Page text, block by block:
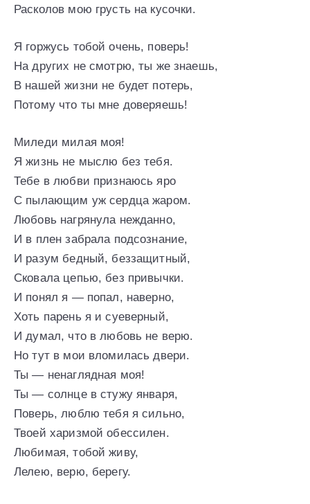
Расколов мою грусть на кусочки.
Я горжусь тобой очень, поверь!
На других не смотрю, ты же знаешь,
В нашей жизни не будет потерь,
Потому что ты мне доверяешь!
Миледи милая моя!
Я жизнь не мыслю без тебя.
Тебе в любви признаюсь яро
С пылающим уж сердца жаром.
Любовь нагрянула нежданно,
И в плен забрала подсознание,
И разум бедный, беззащитный,
Сковала цепью, без привычки.
И понял я — попал, наверно,
Хоть парень я и суеверный,
И думал, что в любовь не верю.
Но тут в мои вломилась двери.
Ты — ненаглядная моя!
Ты — солнце в стужу января,
Поверь, люблю тебя я сильно,
Твоей харизмой обессилен.
Любимая, тобой живу,
Лелею, верю, берегу.